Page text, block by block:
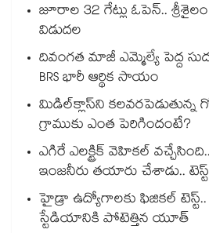
జూరాల 32 గేట్లు ఓపెన్.. శ్రీశైలం
విడుదల
దివంగత మాజీ ఎమ్మెల్యే పెద్ద
BRS భారీ ఆర్థిక సాయం
మిడిల్‌క్లాస్‌ని కలవరపెడుతున్న
గ్రాముకు ఎంత పెరిగిందంటే?
ఎగిరే ఎలక్ట్రిక్ వెహికల్
ఇంజనీరు తయారు చేశాడు..
హైడ్రా ఉద్యోగాలకు ఫిజికల్
స్టేడియానికి పోటెత్తిన యూత్